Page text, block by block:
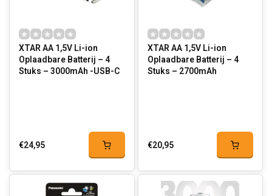
XTAR AA 1,5V Li-ion
Oplaadbare Batterij – 4
Stuks – 3000mAh -USB-C
€24,95
XTAR AA 1,5V Li-ion
Oplaadbare Batterij – 4
Stuks – 2700mAh
€20,95